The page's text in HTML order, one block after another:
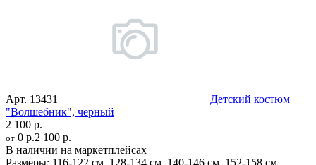
Арт. 13431
Детский костюм
"Волшебник", черный
2 100 р.
от 0 р.2 100 р.
В наличии на маркетплейсах
Размеры: 116-122 см 128-134 см 140-146 см 152-158 см